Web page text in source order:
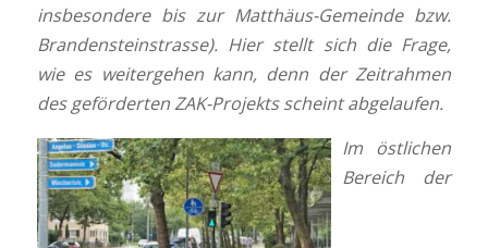
insbesondere bis zur Matthäus-Gemeinde bzw.
Brandensteinstrasse). Hier stellt sich die Frage,
wie es weitergehen kann, denn der Zeitrahmen
des geförderten ZAK-Projekts scheint abgelaufen.
Im östlichen
Bereich der